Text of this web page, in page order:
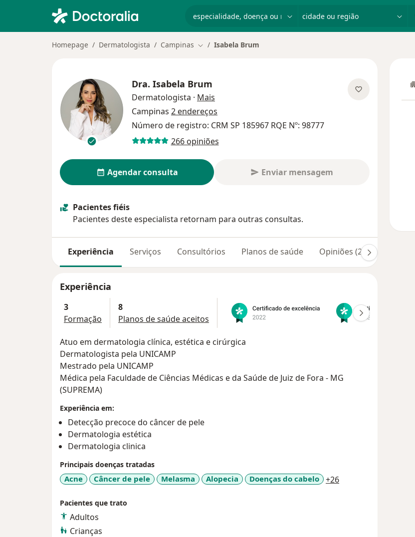
Homepage Dermatologista Campinas Mudar de cidade
Isabela Brum
Dra. Isabela Brum
Dermatologista · Mais
Campinas 2 endereços
Número de registro: CRM SP 185967 RQE Nº: 98777
266 opiniões
Agendar consulta Enviar mensagem
Pacientes fiéis
Pacientes deste especialista retornam para outras consultas.
Experiência Serviços Consultórios Planos de saúde Opiniões (266)
Experiência
3
Formação
8
Planos de saúde aceitos
Atuo em dermatologia clínica, estética e cirúrgica
Dermatologista pela UNICAMP
Mestrado pela UNICAMP
Médica pela Faculdade de Ciências Médicas e da Saúde de Juiz de Fora - MG
(SUPREMA)
Experiência em:
Detecção precoce do câncer de pele
Dermatologia estética
Dermatologia clinica
Principais doenças tratadas
Acne Câncer de pele Melasma Alopecia Doenças do cabelo +26
Pacientes que trato
Adultos
Crianças